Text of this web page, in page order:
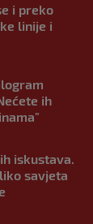
i preko
linije i
ih
iskustava.
savjeta